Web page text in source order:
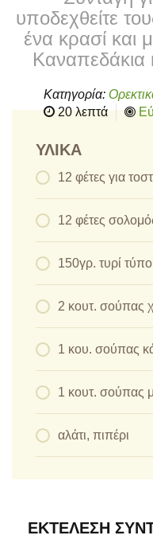
υποδεχθείτε
ένα κρασί και
Καναπεδάκια
Κατηγορία:
20 λεπτά
ΥΛΙΚΆ
12 φέτες για
12 φέτες
150γρ. τυρί
2 κουτ. σούπας
1 κου. σούπας
1 κουτ. σούπας
αλάτι, πιπέρι
ΕΚΤΈΛΕΣΗ